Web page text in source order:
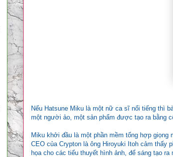
Nếu Hatsune Miku là một nữ ca sĩ nổi tiếng thì
một người ảo, một sản phẩm được tạo ra bằng
Miku khởi đầu là một phần mềm tổng hợp giọng
CEO của Crypton là ông Hiroyuki Itoh cảm
họa cho các tiểu thuyết hình ảnh, để sáng tạo